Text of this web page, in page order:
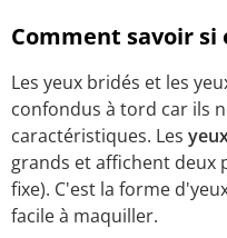
Comment savoir si
Les yeux bridés et les
confondus à tord car ils
caractéristiques. Les
grands et affichent deux
fixe). C'est la forme
facile à maquiller.